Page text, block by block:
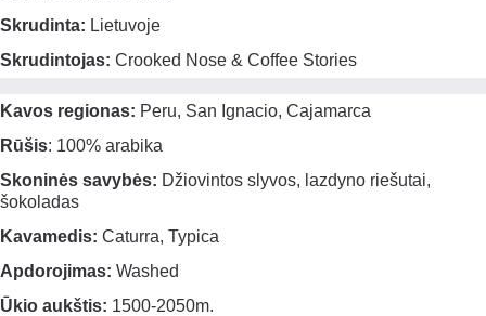
Skrudinta: Lietuvoje
Skrudintojas: Crooked Nose & Coffee Stories
Kavos regionas: Peru, San Ignacio, Cajamarca
Rūšis: 100% arabika
Skoninės savybės: Džiovintos slyvos, lazdyno riešutai,
šokoladas
Kavamedis: Caturra, Typica
Apdorojimas: Washed
Ūkio aukštis: 1500-2050m.